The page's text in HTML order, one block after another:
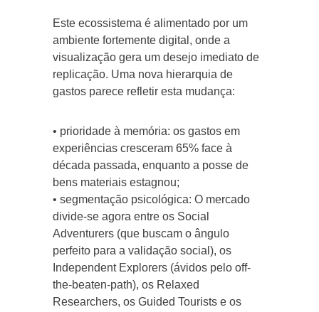
Este ecossistema é alimentado por um
ambiente fortemente digital, onde a
visualização gera um desejo imediato de
replicação. Uma nova hierarquia de
gastos parece refletir esta mudança:
• prioridade à memória: os gastos em
experiências cresceram 65% face à
década passada, enquanto a posse de
bens materiais estagnou;
• segmentação psicológica: O mercado
divide-se agora entre os Social
Adventurers (que buscam o ângulo
perfeito para a validação social), os
Independent Explorers (ávidos pelo off-
the-beaten-path), os Relaxed
Researchers, os Guided Tourists e os